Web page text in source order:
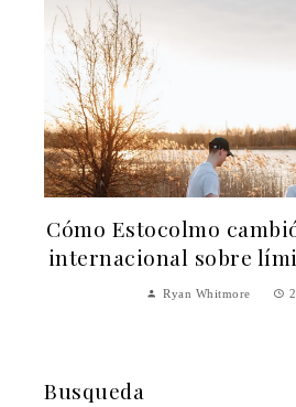
Cómo Estocolmo
internacional sobre
Ryan Whitmore
Busqueda